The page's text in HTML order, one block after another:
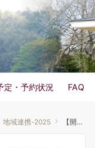
Menu
定・予約状況 FAQ
地域連携-2025 【開催報告】野田市主催 ギネス世界記録「8時間で50mリレーを走った最多人数」へ協賛しました